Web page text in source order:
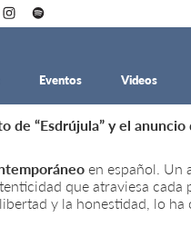
Eventos Videos
“Esdrújula” y el anuncio
en español. Un
que atraviesa cada
y la honestidad, lo ha